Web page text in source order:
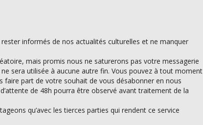
informés de nos actualités culturelles et ne manquer
mais promis nous ne saturerons pas votre messagerie
sera utilisée à aucune autre fin. Vous pouvez à tout moment
part de votre souhait de vous désabonner en nous
de 48h pourra être observé avant traitement de la
qu’avec les tierces parties qui rendent ce service